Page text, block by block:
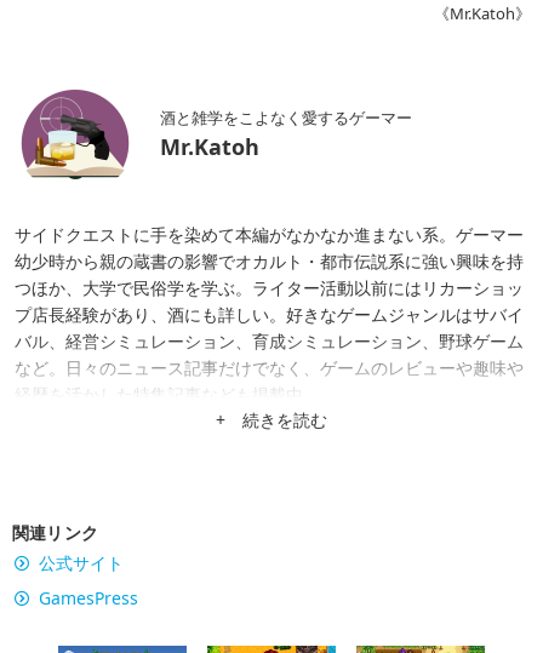
《Mr.Katoh》
酒と雑学をこよなく愛するゲーマー
Mr.Katoh
サイドクエストに手を染めて本編がなかなか進まない系。ゲーマー
幼少時から親の蔵書の影響でオカルト・都市伝説系に強い興味を持
つほか、大学で民俗学を学ぶ。ライター活動以前にはリカーショッ
プ店長経験があり、酒にも詳しい。好きなゲームジャンルはサバイ
バル、経営シミュレーション、育成シミュレーション、野球ゲーム
など。日々のニュース記事だけでなく、ゲームのレビューや趣味や
経歴を活かした特集記事なども掲載中。
+ 続きを読む
関連リンク
公式サイト
GamesPress